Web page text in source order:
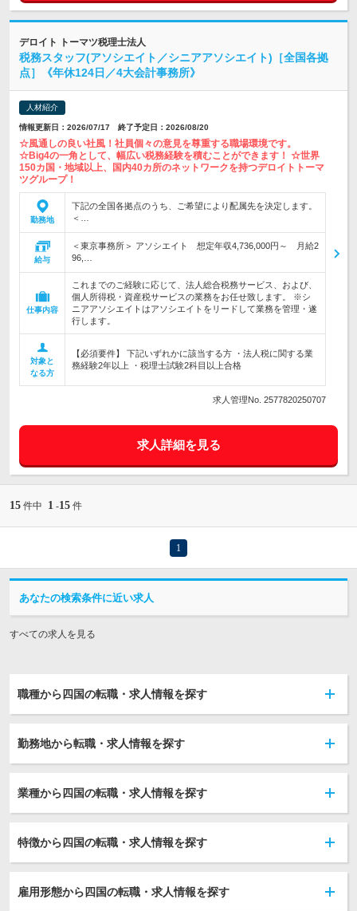
デロイト トーマツ税理士法人
税務スタッフ(アソシエイト／シニアアソシエイト)［全国各拠
点］《年休124日／4大会計事務所》
人材紹介
情報更新日：2026/07/17 終了予定日：2026/08/20
☆風通しの良い社風！社員個々の意見を尊重する職場環境です。
☆Big4の一角として、幅広い税務経験を積むことができます！ ☆世界
150カ国・地域以上、国内40カ所のネットワークを持つデロイトトーマ
ツグループ！
勤務地
下記の全国各拠点のうち、ご希望により配属先を決定します。
＜…
給与
＜東京事務所＞ アソシエイト 想定年収4,736,000円～ 月給2
96,…
仕事内容
これまでのご経験に応じて、法人総合税務サービス、および、
個人所得税・資産税サービスの業務をお任せ致します。 ※シ
ニアアソシエイトはアソシエイトをリードして業務を管理・遂
行します。
対象と
なる方
【必須要件】 下記いずれかに該当する方 ・法人税に関する業
務経験2年以上 ・税理士試験2科目以上合格
求人管理No. 2577820250707
求人詳細を見る
15 件中 1 -15 件
1
あなたの検索条件に近い求人
すべての求人を見る
職種から四国の転職・求人情報を探す
勤務地から転職・求人情報を探す
業種から四国の転職・求人情報を探す
特徴から四国の転職・求人情報を探す
雇用形態から四国の転職・求人情報を探す